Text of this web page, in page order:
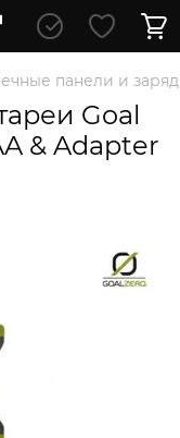
панели и
Goal
& Adapter